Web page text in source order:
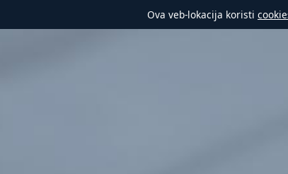
Ova veb-lokacija koristi